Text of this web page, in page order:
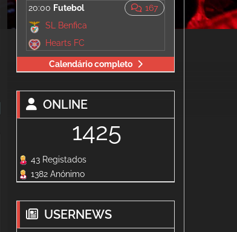
167
20:00 Futebol
SL Benfica
Hearts FC
Calendário completo
ONLINE
1425
43 Registados
1382 Anónimo
USERNEWS